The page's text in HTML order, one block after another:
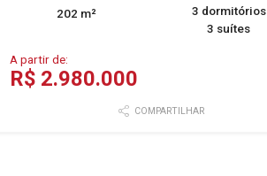
202 m²
3 dormitórios
3 suítes
A partir de:
R$ 2.980.000
COMPARTILHAR